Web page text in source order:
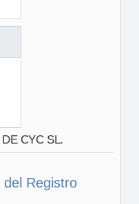
CYC SL.
Registro